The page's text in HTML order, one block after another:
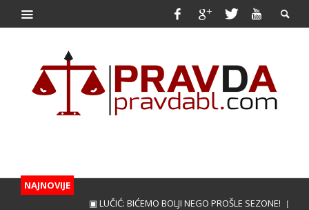
NAJNOVIJE
▣ LUČIĆ: BIĆEMO BOLJI NEGO PROŠLE SEZONE! ▣